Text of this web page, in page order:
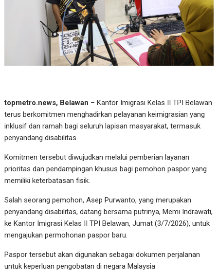
topmetro.news, Belawan – Kantor Imigrasi Kelas II TPI Belawan
terus berkomitmen menghadirkan pelayanan keimigrasian yang
inklusif dan ramah bagi seluruh lapisan masyarakat, termasuk
penyandang disabilitas.
Komitmen tersebut diwujudkan melalui pemberian layanan
prioritas dan pendampingan khusus bagi pemohon paspor yang
memiliki keterbatasan fisik.
Salah seorang pemohon, Asep Purwanto, yang merupakan
penyandang disabilitas, datang bersama putrinya, Memi Indrawati,
ke Kantor Imigrasi Kelas II TPI Belawan, Jumat (3/7/2026), untuk
mengajukan permohonan paspor baru.
Paspor tersebut akan digunakan sebagai dokumen perjalanan
untuk keperluan pengobatan di negara Malaysia